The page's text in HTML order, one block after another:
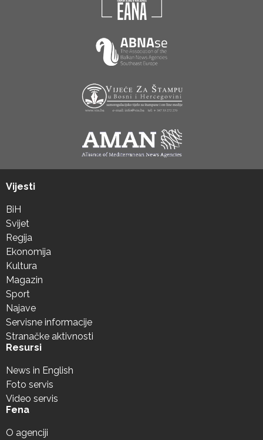
Vijesti
BiH
Svijet
Regija
Ekonomija
Kultura
Magazin
Sport
Najave
Servisne informacije
Stranačke aktivnosti
Resursi
News in English
Foto servis
Video servis
Fena
O agenciji